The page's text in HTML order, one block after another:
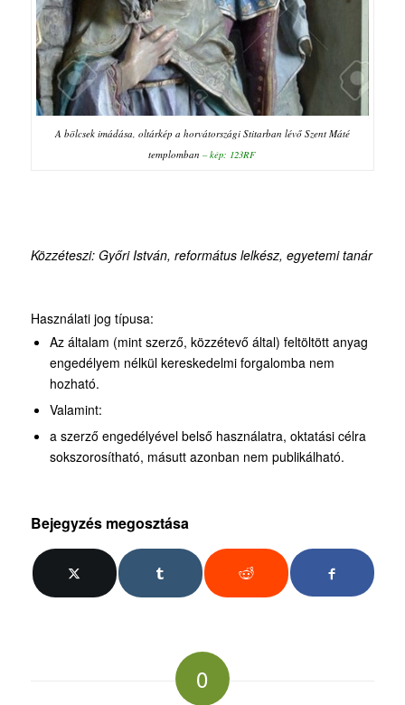
A bölcsek imádása, oltárkép a horvátországi Stitarban lévő Szent Máté
templomban– kép: 123RF
Közzéteszi: Győri István, református lelkész, egyetemi tanár
Használati jog típusa:
Az általam (mint szerző, közzétevő által) feltöltött anyag
engedélyem nélkül kereskedelmi forgalomba nem
hozható.
Valamint:
a szerző engedélyével belső használatra, oktatási célra
sokszorosítható, másutt azonban nem publikálható.
Bejegyzés megosztása
0